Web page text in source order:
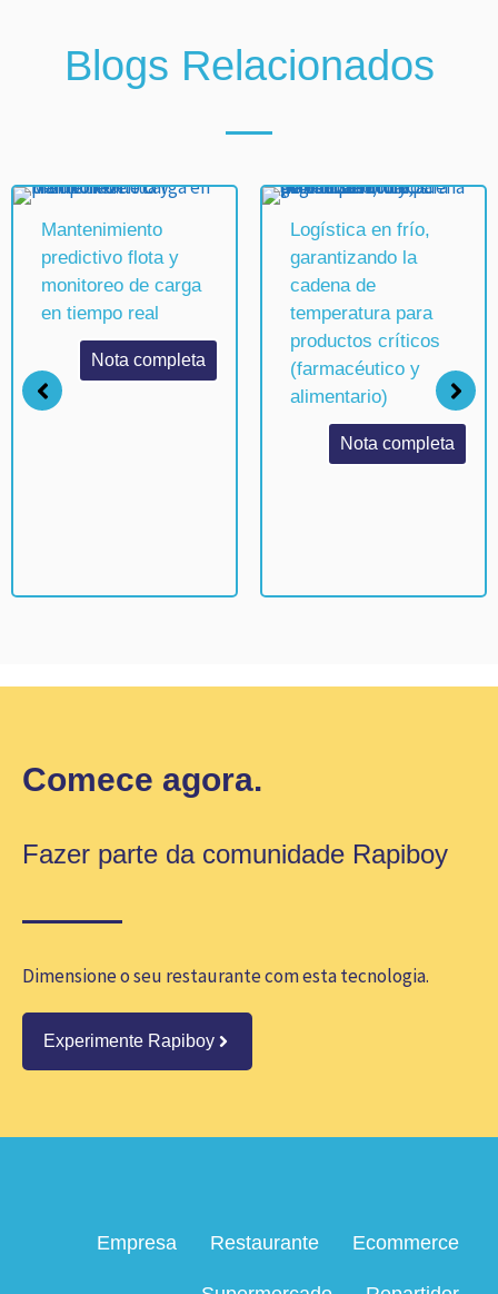
Blogs Relacionados
Mantenimiento
predictivo flota y
monitoreo de carga
en tiempo real
Nota completa
Logística en frío,
garantizando la
cadena de
temperatura para
productos críticos
(farmacéutico y
alimentario)
Nota completa
Comece agora.
Fazer parte da comunidade Rapiboy
Dimensione o seu restaurante com esta tecnologia.
Experimente Rapiboy
Empresa Restaurante Ecommerce